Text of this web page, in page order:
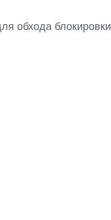
обхода блокировки